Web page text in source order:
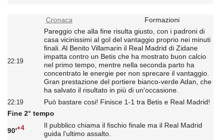
Cronaca Formazioni
22:19
Pareggio che alla fine risulta giusto, con i padroni di
casa vicinissimi al gol del vantaggio proprio nei minuti
finali. Al Benito Villamarin il Real Madrid di Zidane
impatta contro un Betis che ha mostrato buon calcio
nel primo tempo, mentre nella seconda parto ha
concentrato le energie per non sprecare il vantaggio.
Gran prestazione del portiere bianco-verde Adan, che
ha salvato il risultato in più di un'occasione.
22:19
Può bastare cosi! Finisce 1-1 tra Betis e Real Madrid!
Fine 2° tempo
90'+4
Il pubblico chiama il fischio finale ma il Real Madrid
guida l'ultimo assalto.